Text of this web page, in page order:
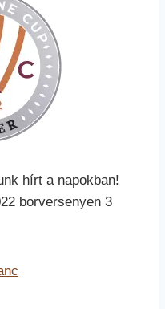
hírt a napokban!
borversenyen 3